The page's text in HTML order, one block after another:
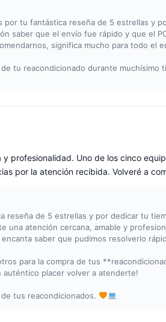
por tu fantástica reseña de 5 estrellas y
saber que el envío fue rápido y que el
significa mucho para todo el
tu reacondicionado durante muchísimo
profesionalidad. Uno de los cinco
por la atención recibida. Volveré a
reseña de 5 estrellas y por dedicar tu
una atención cercana, amable y
saber que pudimos resolverlo
para la compra de tus
auténtico placer volver a atenderte!
tus reacondicionados.